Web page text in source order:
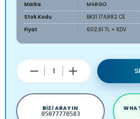
Marka
MARGO
Stok Kodu
BK31 17A882 CE
Fiyat
602,61 TL + KDV
BIZI ARAYIN
05077770583